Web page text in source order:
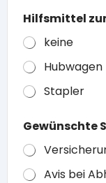
Hilfsmittel
keine
Hubwagen
Stapler
Gewünschte
Avis bei